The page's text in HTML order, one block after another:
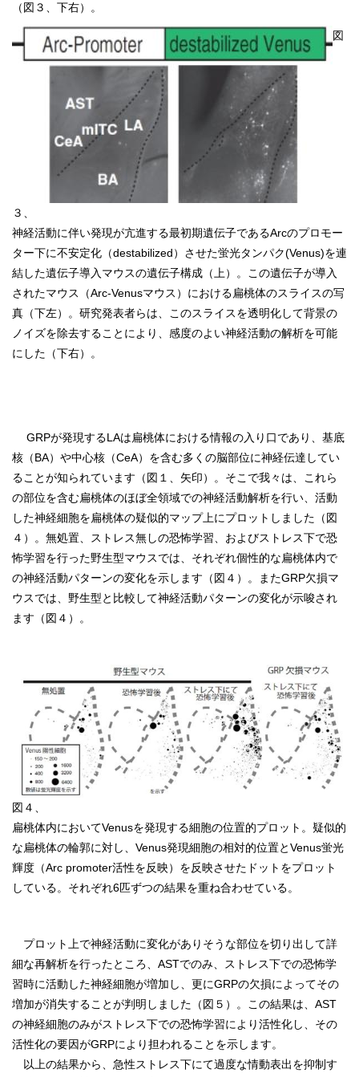
（図３、下右）。
図
３、
神経活動に伴い発現が亢進する最初期遺伝子であるArcのプロモー
ター下に不安定化（destabilized）させた蛍光タンパク(Venus)を連
結した遺伝子導入マウスの遺伝子構成（上）。この遺伝子が導入
されたマウス（Arc-Venusマウス）における扁桃体のスライスの写
真（下左）。研究発表者らは、このスライスを透明化して背景の
ノイズを除去することにより、感度のよい神経活動の解析を可能
にした（下右）。
GRPが発現するLAは扁桃体における情報の入り口であり、基底
核（BA）や中心核（CeA）を含む多くの脳部位に神経伝達してい
ることが知られています（図１、矢印）。そこで我々は、これら
の部位を含む扁桃体のほぼ全領域での神経活動解析を行い、活動
した神経細胞を扁桃体の疑似的マップ上にプロットしました（図
４）。無処置、ストレス無しの恐怖学習、およびストレス下で恐
怖学習を行った野生型マウスでは、それぞれ個性的な扁桃体内で
の神経活動パターンの変化を示します（図４）。またGRP欠損マ
ウスでは、野生型と比較して神経活動パターンの変化が示唆され
ます（図４）。
図４、
扁桃体内においてVenusを発現する細胞の位置的プロット。疑似的
な扁桃体の輪郭に対し、Venus発現細胞の相対的位置とVenus蛍光
輝度（Arc promoter活性を反映）を反映させたドットをプロット
している。それぞれ6匹ずつの結果を重ね合わせている。
プロット上で神経活動に変化がありそうな部位を切り出して詳
細な再解析を行ったところ、ASTでのみ、ストレス下での恐怖学
習時に活動した神経細胞が増加し、更にGRPの欠損によってその
増加が消失することが判明しました（図５）。この結果は、AST
の神経細胞のみがストレス下での恐怖学習により活性化し、その
活性化の要因がGRPにより担われることを示します。
以上の結果から、急性ストレス下にて過度な情動表出を抑制す